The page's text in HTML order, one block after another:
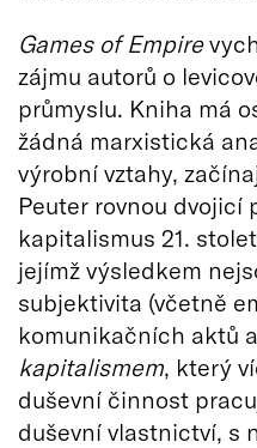
Games of Empire
zájmu autorů o
průmyslu. Kniha má
žádná marxistická
výrobní vztahy,
Peuter rovnou dvojicí
kapitalismus 21.
jejímž výsledkem
subjektivita (včetně
komunikačních aktů
kapitalismem, který
duševní činnost
duševní vlastnictví, s